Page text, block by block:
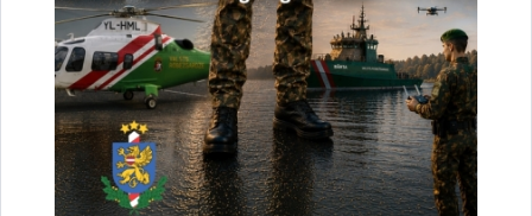
Rekrutēšanas un robežsardzes vēstures izpētes nodaļa
Laura Puriņa
sabiedrisko attiecību speciāliste
+371 64603673
+371 26583340